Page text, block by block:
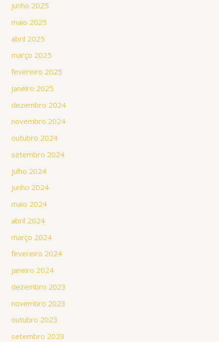
junho 2025
maio 2025
abril 2025
março 2025
fevereiro 2025
janeiro 2025
dezembro 2024
novembro 2024
outubro 2024
setembro 2024
julho 2024
junho 2024
maio 2024
abril 2024
março 2024
fevereiro 2024
janeiro 2024
dezembro 2023
novembro 2023
outubro 2023
setembro 2023